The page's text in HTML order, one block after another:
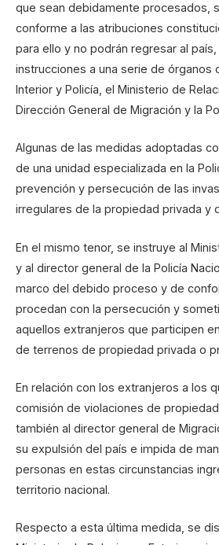
que sean debidamente procesados,
conforme a las atribuciones
para ello y no podrán regresar al
instrucciones a una serie de órganos
Interior y Policía, el Ministerio de
Dirección General de Migración y la
Algunas de las medidas adoptadas
de una unidad especializada en la
prevención y persecución de las
irregulares de la propiedad privada y
En el mismo tenor, se instruye al
y al director general de la Policía
marco del debido proceso y de
procedan con la persecución y
aquellos extranjeros que participen
de terrenos de propiedad privada o
En relación con los extranjeros a los
comisión de violaciones de
también al director general de
su expulsión del país e impida de
personas en estas circunstancias
territorio nacional.
Respecto a esta última medida, se